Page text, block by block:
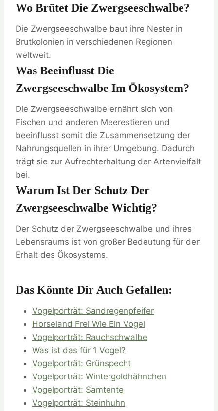
Wo Brütet Die Zwergseeschwalbe?
Die Zwergseeschwalbe baut ihre Nester in
Brutkolonien in verschiedenen Regionen
weltweit.
Was Beeinflusst Die
Zwergseeschwalbe Im Ökosystem?
Die Zwergseeschwalbe ernährt sich von
Fischen und anderen Meerestieren und
beeinflusst somit die Zusammensetzung der
Nahrungsquellen in ihrer Umgebung. Dadurch
trägt sie zur Aufrechterhaltung der Artenvielfalt
bei.
Warum Ist Der Schutz Der
Zwergseeschwalbe Wichtig?
Der Schutz der Zwergseeschwalbe und ihres
Lebensraums ist von großer Bedeutung für den
Erhalt des Ökosystems.
Das Könnte Dir Auch Gefallen:
Vogelporträt: Sandregenpfeifer
Horseland Frei Wie Ein Vogel
Vogelporträt: Rauchschwalbe
Was ist das für 1 Vogel?
Vogelporträt: Grünspecht
Vogelporträt: Wintergoldhähnchen
Vogelporträt: Samtente
Vogelporträt: Steinhuhn